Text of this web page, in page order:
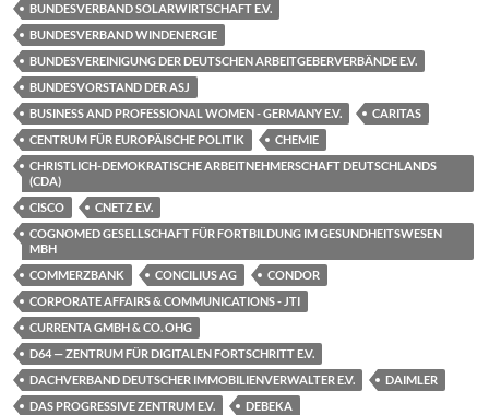
BUNDESVERBAND SOLARWIRTSCHAFT E.V.
BUNDESVERBAND WINDENERGIE
BUNDESVEREINIGUNG DER DEUTSCHEN ARBEITGEBERVERBÄNDE E.V.
BUNDESVORSTAND DER ASJ
BUSINESS AND PROFESSIONAL WOMEN - GERMANY E.V.
CARITAS
CENTRUM FÜR EUROPÄISCHE POLITIK
CHEMIE
CHRISTLICH-DEMOKRATISCHE ARBEITNEHMERSCHAFT DEUTSCHLANDS
(CDA)
CISCO
CNETZ E.V.
COGNOMED GESELLSCHAFT FÜR FORTBILDUNG IM GESUNDHEITSWESEN
MBH
COMMERZBANK
CONCILIUS AG
CONDOR
CORPORATE AFFAIRS & COMMUNICATIONS - JTI
CURRENTA GMBH & CO. OHG
D64 — ZENTRUM FÜR DIGITALEN FORTSCHRITT E.V.
DACHVERBAND DEUTSCHER IMMOBILIENVERWALTER E.V.
DAIMLER
DAS PROGRESSIVE ZENTRUM E.V.
DEBEKA